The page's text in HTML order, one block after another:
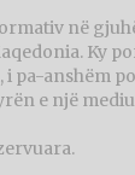
në
Ky
i pa-anshëm
e një